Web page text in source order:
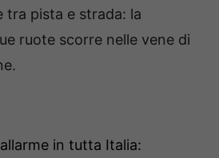
tra pista e strada: la
ruote scorre nelle vene di
in tutta Italia: